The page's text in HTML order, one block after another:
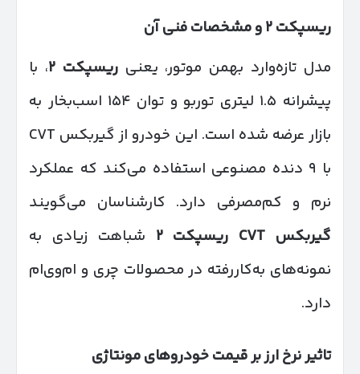
ریسپکت۲و مشخصات فنی آن
مدل تازه‌وارد بهمن موتور، یعنیریسپکت۲، با
پیشرانه ۱.۵ لیتری توربو و توان ۱۵۴ اسب‌بخار به
بازار عرضه شده است. این خودرو از گیربکس CVT
با ۹ دنده مصنوعی استفاده می‌کند که عملکرد
نرم و کم‌مصرفی دارد. کارشناسان می‌گویند
گیربکس
ریسپکت۲ شباهت زیادی به
نمونه‌های به‌کاررفته در محصولات چری و ام‌وی‌ام
دارد.
تاثیر نرخ ارز بر قیمت خودروهای مونتاژی